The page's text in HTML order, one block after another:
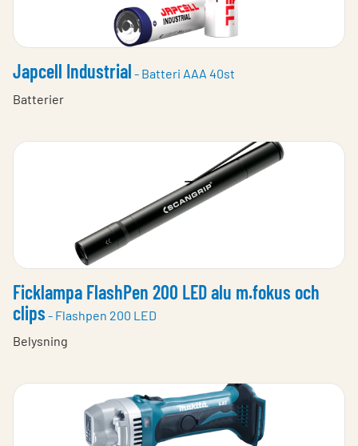
Japcell Industrial - Batteri AAA 40st
Batterier
Ficklampa FlashPen 200 LED alu m.fokus och
clips - Flashpen 200 LED
Belysning